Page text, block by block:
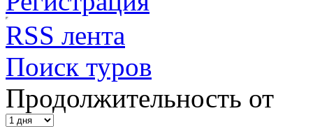
RSS лента
Поиск туров
Продолжительность от